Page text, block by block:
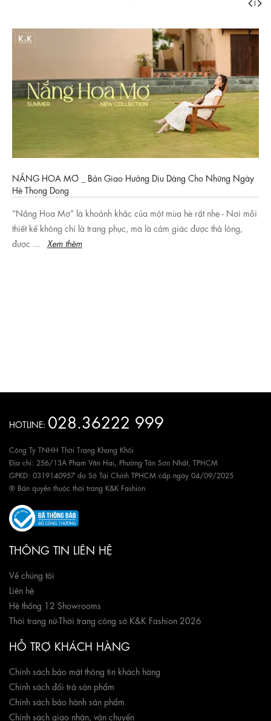
NẮNG HOA MƠ _ Bản Giao Hưởng Dịu Dàng Cho Những Ngày
Hè Thong Dong
“Nắng Hoa Mơ” là khoảnh khắc của một mùa hè rất nhẹ - Nơi mỗi
thiết kế không chỉ là trang phục, mà là cảm giác được thả lỏng,
được ...
Xem thêm
HOTLINE: 028.36222 999
Công Ty TNHH Thời Trang Khang Khôi
Địa chỉ: 256/13A Phạm Văn Hai, Phường Tân Sơn Nhất, TPHCM
GPKD: 0319140957 do Sở Tài Chính TPHCM cấp ngày 04/09/2025
® Bản quyền thuộc thời trang K&K Fashion
THÔNG TIN LIÊN HỆ
Về chúng tôi
Liên hệ
Hệ thống 12 Showrooms
Thời trang nữ-Thời trang công sở K&K Fashion 2026
HỖ TRỢ KHÁCH HÀNG
Chính sách bảo mật thông tin khách hàng
Chính sách đổi trả sản phẩm
Chính sách bảo hành sản phẩm
Chính sách giao nhận, vận chuyển